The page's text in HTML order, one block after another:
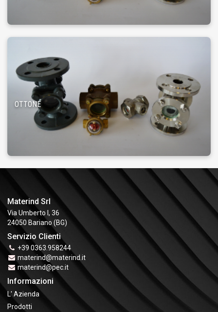
OTTONE
Materind Srl
Via Umberto I, 36
24050 Bariano (BG)
Servizio Clienti
+39 0363.958244
materind@materind.it
materind@pec.it
Informazioni
L' Azienda
Prodotti